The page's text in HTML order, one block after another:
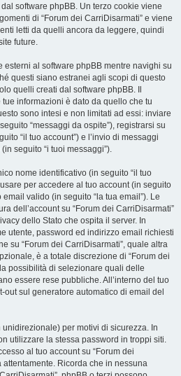
software phpBB. Un terzo cookie viene
di “Forum dei CarriDisarmati” e viene
letti da quelli ancora da leggere, quindi
future.
esterni al software phpBB mentre navighi su
questi siano estranei agli scopi di questo
quelli creati dal software phpBB. Il
informazioni è dato da quello che tu
sono intesi e non limitati ad essi: inviare
“messaggi da ospite”), registrarsi su
“il tuo account”) e l’invio di messaggi
seguito “i tuoi messaggi”).
nome identificativo (in seguito “il tuo
per accedere al tuo account (in seguito
valido (in seguito “la tua email”). Le
dell’account su “Forum dei CarriDisarmati”
dello Stato che ospita il server. In
utente, password ed indirizzo email richiesti
su “Forum dei CarriDisarmati”, quale altra
è a totale discrezione di “Forum dei
possibilità di selezionare quali delle
essere rese pubbliche. All’interno del tuo
sul generatore automatico di email del
per motivi di sicurezza. In
utilizzare la stessa password in troppi siti.
al tuo account su “Forum dei
Ricorda che in nessuna